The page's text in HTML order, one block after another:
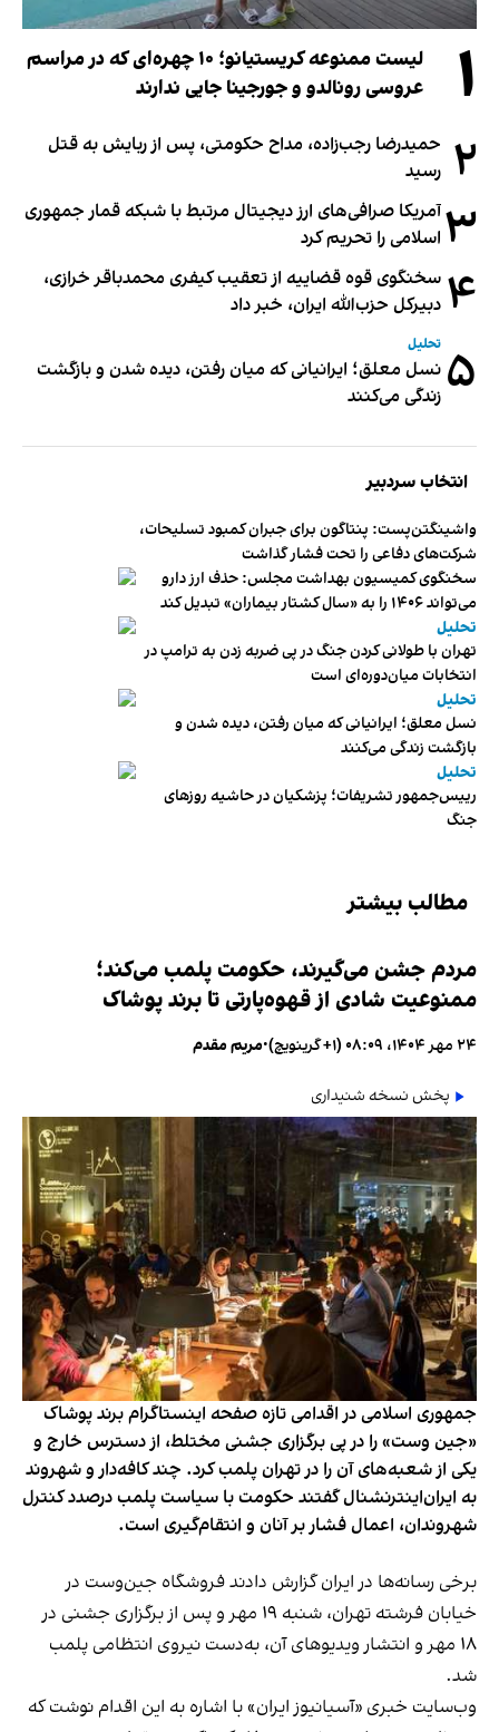
۱
لیست ممنوعه کریستیانو؛ ۱۰ چهره‌ای که در مراسم
عروسی رونالدو و جورجینا جایی ندارند
۲ حمیدرضا رجب‌زاده، مداح حکومتی، پس از ربایش به قتل
رسید
۳آمریکا صرافی‌های ارز دیجیتال مرتبط با شبکه قمار جمهوری
اسلامی را تحریم کرد
۴ سخنگوی قوه قضاییه از تعقیب کیفری محمدباقر خرازی،
دبیر‌کل حزب‌الله ایران، خبر داد
۵ تحلیل
نسل معلق؛ ایرانیانی که میان رفتن، دیده شدن و بازگشت
زندگی می‌کنند
انتخاب سردبیر
واشینگتن‌پست: پنتاگون برای جبران کمبود تسلیحات،
شرکت‌های دفاعی را تحت فشار گذاشت
سخنگوی کمیسیون بهداشت مجلس: حذف ارز دارو
می‌تواند ۱۴۰۶ را به «سال کشتار بیماران» تبدیل کند
تحلیل
تهران با طولانی کردن جنگ در پی ضربه زدن به ترامپ در
انتخابات میان‌دوره‌ای است
تحلیل
نسل معلق؛ ایرانیانی که میان رفتن، دیده شدن و
بازگشت زندگی می‌کنند
تحلیل
رییس‌جمهور تشریفات؛ پزشکیان در حاشیه روزهای
جنگ
مطالب بیشتر
مردم جشن می‌گیرند، حکومت پلمب می‌کند؛
ممنوعیت شادی از قهوه‌پارتی تا برند پوشاک
۲۴ مهر ۱۴۰۴، ۰۸:۰۹ (‎+۱ گرینویچ) •مریم مقدم
پخش نسخه شنیداری
جمهوری اسلامی در اقدامی تازه صفحه اینستاگرام برند پوشاک
«جین وست» را در پی برگزاری جشنی مختلط، از دسترس خارج و
یکی از شعبه‌های آن را در تهران پلمب کرد. چند کافه‌‌دار و شهروند
به ایران‌اینترنشنال گفتند حکومت با سیاست پلمب درصدد کنترل
شهروندان، اعمال فشار بر آنان و انتقام‌گیری است.
برخی رسانه‌ها در ایران گزارش دادند فروشگاه جین‌وست در
خیابان فرشته تهران، شنبه ۱۹ مهر و پس از برگزاری جشنی در
۱۸ مهر و انتشار ویدیوهای آن، به‌دست نیروی انتظامی پلمب
شد.
وب‌سایت خبری «آسیانیوز ایران» با اشاره به این اقدام نوشت که